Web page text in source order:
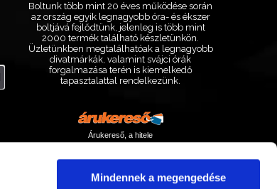
Mindennek a megengedése
Boltunk több mint 20 éves működése során
az ország egyik legnagyobb óra- és ékszer
boltjává fejlődtünk, jelenleg is több mint
2000 termék található készletünkön.
Üzletünkben megtalálhatóak a legnagyobb
divatmárkák, valamint svájci órák
forgalmazása terén is kiemelkedő
tapasztalattal rendelkezünk.
Árukereső, a hitele